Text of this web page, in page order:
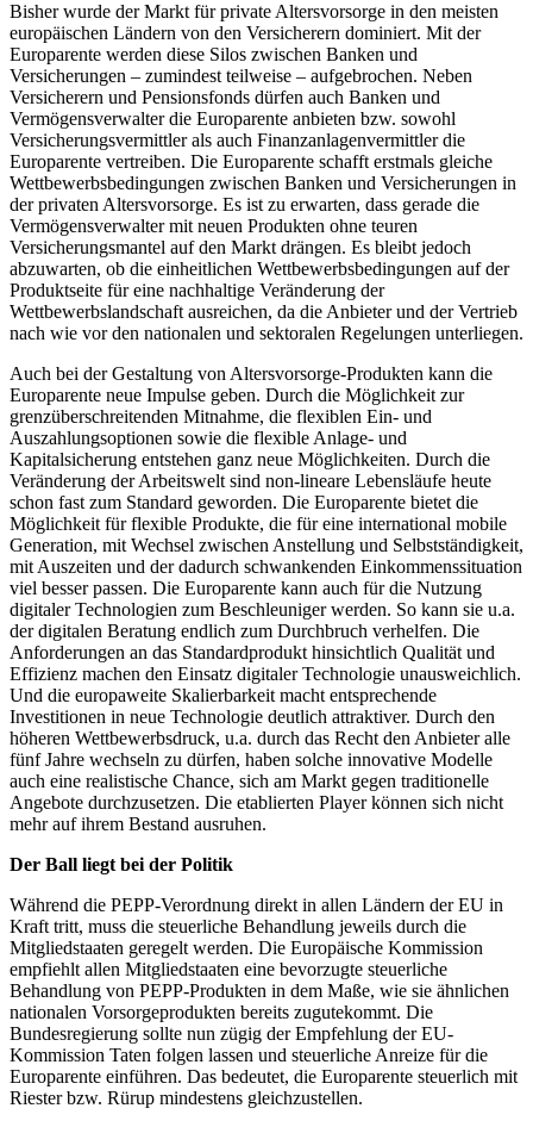
Bisher wurde der Markt für private Altersvorsorge in den meisten
europäischen Ländern von den Versicherern dominiert. Mit der
Europarente werden diese Silos zwischen Banken und
Versicherungen – zumindest teilweise – aufgebrochen. Neben
Versicherern und Pensionsfonds dürfen auch Banken und
Vermögensverwalter die Europarente anbieten bzw. sowohl
Versicherungsvermittler als auch Finanzanlagenvermittler die
Europarente vertreiben. Die Europarente schafft erstmals gleiche
Wettbewerbsbedingungen zwischen Banken und Versicherungen in
der privaten Altersvorsorge. Es ist zu erwarten, dass gerade die
Vermögensverwalter mit neuen Produkten ohne teuren
Versicherungsmantel auf den Markt drängen. Es bleibt jedoch
abzuwarten, ob die einheitlichen Wettbewerbsbedingungen auf der
Produktseite für eine nachhaltige Veränderung der
Wettbewerbslandschaft ausreichen, da die Anbieter und der Vertrieb
nach wie vor den nationalen und sektoralen Regelungen unterliegen.
Auch bei der Gestaltung von Altersvorsorge-Produkten kann die
Europarente neue Impulse geben. Durch die Möglichkeit zur
grenzüberschreitenden Mitnahme, die flexiblen Ein- und
Auszahlungsoptionen sowie die flexible Anlage- und
Kapitalsicherung entstehen ganz neue Möglichkeiten. Durch die
Veränderung der Arbeitswelt sind non-lineare Lebensläufe heute
schon fast zum Standard geworden. Die Europarente bietet die
Möglichkeit für flexible Produkte, die für eine international mobile
Generation, mit Wechsel zwischen Anstellung und Selbstständigkeit,
mit Auszeiten und der dadurch schwankenden Einkommenssituation
viel besser passen. Die Europarente kann auch für die Nutzung
digitaler Technologien zum Beschleuniger werden. So kann sie u.a.
der digitalen Beratung endlich zum Durchbruch verhelfen. Die
Anforderungen an das Standardprodukt hinsichtlich Qualität und
Effizienz machen den Einsatz digitaler Technologie unausweichlich.
Und die europaweite Skalierbarkeit macht entsprechende
Investitionen in neue Technologie deutlich attraktiver. Durch den
höheren Wettbewerbsdruck, u.a. durch das Recht den Anbieter alle
fünf Jahre wechseln zu dürfen, haben solche innovative Modelle
auch eine realistische Chance, sich am Markt gegen traditionelle
Angebote durchzusetzen. Die etablierten Player können sich nicht
mehr auf ihrem Bestand ausruhen.
Der Ball liegt bei der Politik
Während die PEPP-Verordnung direkt in allen Ländern der EU in
Kraft tritt, muss die steuerliche Behandlung jeweils durch die
Mitgliedstaaten geregelt werden. Die Europäische Kommission
empfiehlt allen Mitgliedstaaten eine bevorzugte steuerliche
Behandlung von PEPP-Produkten in dem Maße, wie sie ähnlichen
nationalen Vorsorgeprodukten bereits zugutekommt. Die
Bundesregierung sollte nun zügig der Empfehlung der EU-
Kommission Taten folgen lassen und steuerliche Anreize für die
Europarente einführen. Das bedeutet, die Europarente steuerlich mit
Riester bzw. Rürup mindestens gleichzustellen.